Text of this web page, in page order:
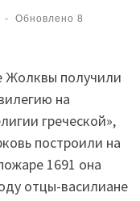
- Обновлено8
Жолквы получили
на
греческой»,
построили на
1691 она
отцы-василиане